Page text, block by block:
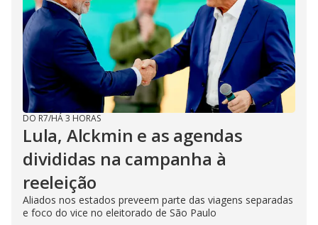
DO R7/HÁ 3 HORAS
Lula, Alckmin e as agendas
divididas na campanha à
reeleição
Aliados nos estados preveem parte das viagens separadas
e foco do vice no eleitorado de São Paulo